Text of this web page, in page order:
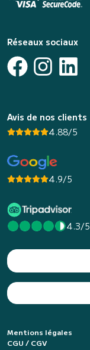
Réseaux sociaux
Avis de nos clients
4.88/5
4.9/5
4.3/5
Mentions légales
CGU / CGV